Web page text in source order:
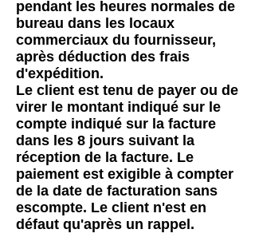
pendant les heures normales de
bureau dans les locaux
commerciaux du fournisseur,
après déduction des frais
d'expédition.
Le client est tenu de payer ou de
virer le montant indiqué sur le
compte indiqué sur la facture
dans les 8 jours suivant la
réception de la facture. Le
paiement est exigible à compter
de la date de facturation sans
escompte. Le client n'est en
défaut qu'après un rappel.